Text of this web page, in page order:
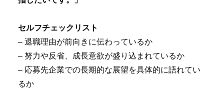
セルフチェックリスト
– 退職理由が前向きに伝わっているか
– 努力や反省、成長意欲が盛り込まれているか
– 応募先企業での長期的な展望を具体的に語れてい
るか